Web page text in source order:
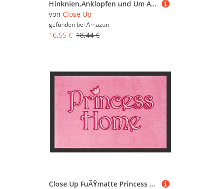
Hinknien,Anklopfen und Um Audienz Betteln! Fußmat
von Close Up
gefunden bei Amazon
16,55 € 18,44 €
Close Up FuÃŸmatte Princess Home für Dein Zuhause in pink